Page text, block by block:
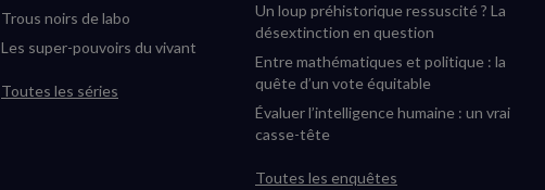
Trous noirs de labo
Les super-pouvoirs du vivant
Toutes les séries
Un loup préhistorique ressuscité ? La
désextinction en question
Entre mathématiques et politique : la
quête d’un vote équitable
Évaluer l’intelligence humaine : un vrai
casse-tête
Toutes les enquêtes